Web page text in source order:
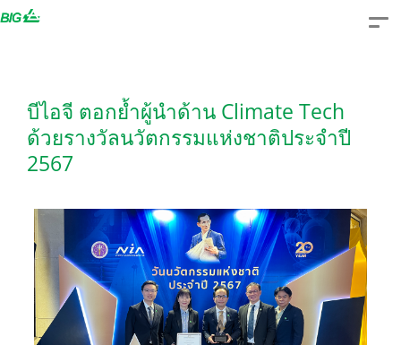
Skip
บีไอจี ตอกย้ำผู้นำด้าน Climate Tech
ด้วยรางวัลนวัตกรรมแห่งชาติประจำปี
2567